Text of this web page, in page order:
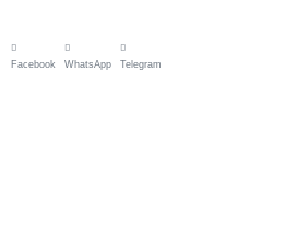
Facebook WhatsApp Telegram